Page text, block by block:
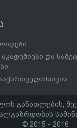
აკადემიები და
განათლების,
© 2015 - 2016